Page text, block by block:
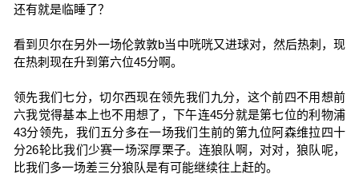
还有就是临睡了？
看到贝尔在另外一场伦敦敦b当中咣咣又进球对，然后热刺，现
在热刺现在升到第六位45分啊。
领先我们七分，切尔西现在领先我们九分，这个前四不用想前
六我觉得基本上也不用想了，下午连45分就是第七位的利物浦
43分领先，我们五分多在一场我们生前的第九位阿森维拉四十
分26轮比我们少赛一场深厚栗子。连狼队啊，对对，狼队呢，
比我们多一场差三分狼队是有可能继续往上赶的。